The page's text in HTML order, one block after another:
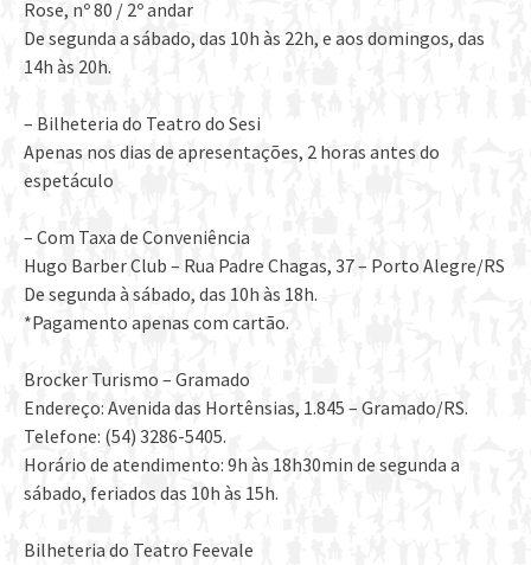
Rose, nº 80 / 2º andar
De segunda a sábado, das 10h às 22h, e aos domingos, das
14h às 20h.
– Bilheteria do Teatro do Sesi
Apenas nos dias de apresentações, 2 horas antes do
espetáculo
– Com Taxa de Conveniência
Hugo Barber Club – Rua Padre Chagas, 37 – Porto Alegre/RS
De segunda à sábado, das 10h às 18h.
*Pagamento apenas com cartão.
Brocker Turismo – Gramado
Endereço: Avenida das Hortênsias, 1.845 – Gramado/RS.
Telefone: (54) 3286-5405.
Horário de atendimento: 9h às 18h30min de segunda a
sábado, feriados das 10h às 15h.
Bilheteria do Teatro Feevale